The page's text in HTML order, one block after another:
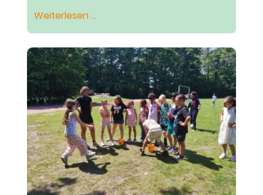
Weiterlesen …Ganztagsangebote:
Danke:
Unsere
FSJ-
tler
ziehen
weiter!